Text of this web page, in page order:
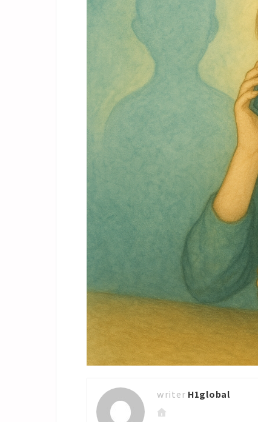
H1global